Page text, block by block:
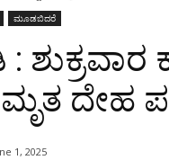
ಮೂಡಬಿದರೆ
:
ದೇಹ
1, 2025